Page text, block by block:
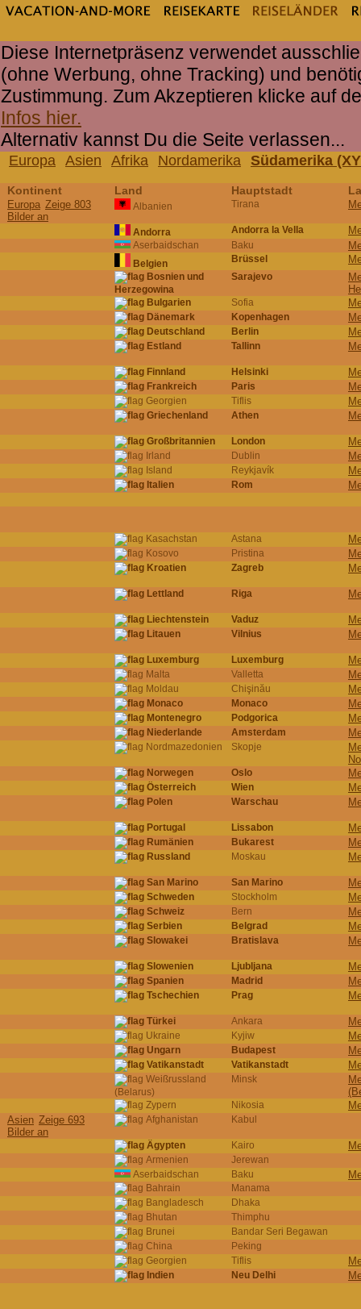
Diese Internetpräsenz verwendet
(ohne Werbung, ohne Tracking) und
Zustimmung. Zum Akzeptieren klicke auf
Infos hier.
Alternativ kannst Du die Seite verlassen...
Europa Asien Afrika Nordamerika Südamerika
Kontinent Land Hauptstadt
Europa Zeige 803
Bilder an
Albanien Tirana
Andorra Andorra la Vella
Aserbaidschan Baku
Belgien Brüssel
Bosnien und
Herzegowina
Sarajevo
Bulgarien Sofia
Dänemark Kopenhagen
Deutschland Berlin
Estland Tallinn
Finnland Helsinki
Frankreich Paris
Georgien Tiflis
Griechenland Athen
Großbritannien London
Irland Dublin
Island Reykjavík
Italien Rom
Kasachstan Astana
Kosovo Pristina
Kroatien Zagreb
Lettland Riga
Liechtenstein Vaduz
Litauen Vilnius
Luxemburg Luxemburg
Malta Valletta
Moldau Chişinău
Monaco Monaco
Montenegro Podgorica
Niederlande Amsterdam
Nordmazedonien Skopje
Norwegen Oslo
Österreich Wien
Polen Warschau
Portugal Lissabon
Rumänien Bukarest
Russland Moskau
San Marino San Marino
Schweden Stockholm
Schweiz Bern
Serbien Belgrad
Slowakei Bratislava
Slowenien Ljubljana
Spanien Madrid
Tschechien Prag
Türkei Ankara
Ukraine Kyjiw
Ungarn Budapest
Vatikanstadt Vatikanstadt
Weißrussland
(Belarus)
Minsk
Zypern Nikosia
Asien Zeige 693
Bilder an
Afghanistan Kabul
Ägypten Kairo
Armenien
Jerewan
Aserbaidschan
Baku
Bahrain
Manama
Bangladesch
Dhaka
Bhutan
Thimphu
Brunei
Bandar Seri Begawan
China
Peking
Georgien
Tiflis
Indien Neu Delhi